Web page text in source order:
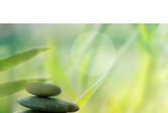
Prendre un rendez-vous